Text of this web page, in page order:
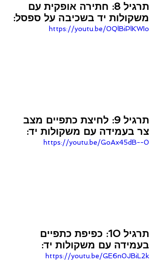
תרגיל 8: חתירה אופקית עם
משקולות יד בשכיבה על ספסל:
https://youtu.be/0QlBiPlKWIo
תרגיל 9: לחיצת כתפיים מצב
צר בעמידה עם משקולות יד:
https://youtu.be/GoAx45dB--0
תרגיל 10: כפיפת כתפיים
בעמידה עם משקולות יד:
https://youtu.be/GE6n0JBiL2k